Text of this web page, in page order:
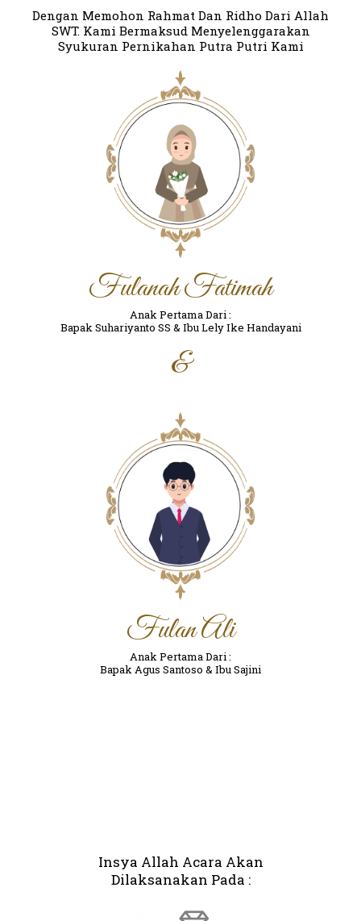
Dengan Memohon Rahmat Dan Ridho Dari Allah
SWT. Kami Bermaksud Menyelenggarakan
Syukuran Pernikahan Putra Putri Kami
Fulanah Fatimah
Anak Pertama Dari :
Bapak Suhariyanto SS & Ibu Lely Ike Handayani
&
Fulan Ali
Anak Pertama Dari :
Bapak Agus Santoso & Ibu Sajini
Insya Allah Acara Akan
Dilaksanakan Pada :